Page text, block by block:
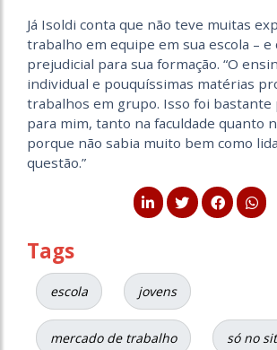
Já Isoldi conta que não teve muitas
trabalho em equipe em sua escola – e
prejudicial para sua formação. “O
individual e pouquíssimas matérias
trabalhos em grupo. Isso foi bastante
para mim, tanto na faculdade quanto
porque não sabia muito bem como
questão.”
Tags
escola jovens
mercado de trabalho só no